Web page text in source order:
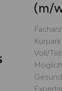
(m/
Voll/